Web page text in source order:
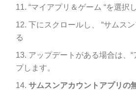
“マイアプリ＆ゲーム “を選択
下にスクロールし、 “サムス
る
アップデートがある場合は、“
プします。
サムスンアカウントアプリの